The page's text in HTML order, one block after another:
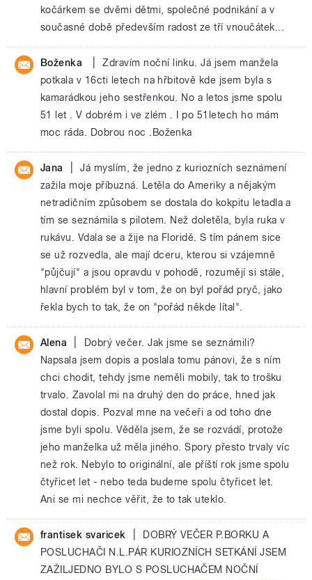
kočárkem se dvěmi dětmi, společné podnikání a v
současné době především radost ze tří vnoučátek...
Boženka
Zdravím noční linku. Já jsem manžela
potkala v 16cti letech na hřbitově kde jsem byla s
kamarádkou jeho sestřenkou. No a letos jsme spolu
51 let . V dobrém i ve zlém . I po 51letech ho mám
moc ráda. Dobrou noc .Boženka
Jana
Já myslím, že jedno z kuriozních seznámení
zažila moje příbuzná. Letěla do Ameriky a nějakým
netradičním způsobem se dostala do kokpitu letadla a
tím se seznámila s pilotem. Než doletěla, byla ruka v
rukávu. Vdala se a žije na Floridě. S tím pánem sice
se už rozvedla, ale mají dceru, kterou si vzájemně
"půjčují" a jsou opravdu v pohodě, rozumějí si stále,
hlavní problém byl v tom, že on byl pořád pryč, jako
řekla bych to tak, že on "pořád někde lítal".
Alena
Dobrý večer. Jak jsme se seznámili?
Napsala jsem dopis a poslala tomu pánovi, že s ním
chci chodit, tehdy jsme neměli mobily, tak to trošku
trvalo. Zavolal mi na druhý den do práce, hned jak
dostal dopis. Pozval mne na večeři a od toho dne
jsme byli spolu. Věděla jsem, že se rozvádí, protože
jeho manželka už měla jiného. Spory přesto trvaly víc
než rok. Nebylo to originální, ale příští rok jsme spolu
čtyřicet let - nebo teda budeme spolu čtyřicet let.
Ani se mi nechce věřit, že to tak uteklo.
frantisek svaricek
DOBRÝ VEČER P.BORKU A
POSLUCHAČI N.L.PÁR KURIOZNÍCH SETKÁNÍ JSEM
ZAŽILJEDNO BYLO S POSLUCHAČEM NOČNÍ